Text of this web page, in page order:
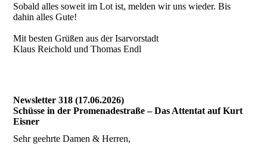
Sobald alles soweit im Lot ist, melden wir uns wieder. Bis
dahin alles Gute!
Mit besten Grüßen aus der Isarvorstadt
Klaus Reichold und Thomas Endl
Newsletter 318 (17.06.2026)
Schüsse in der Promenadestraße – Das Attentat auf Kurt
Eisner
Sehr geehrte Damen & Herren,